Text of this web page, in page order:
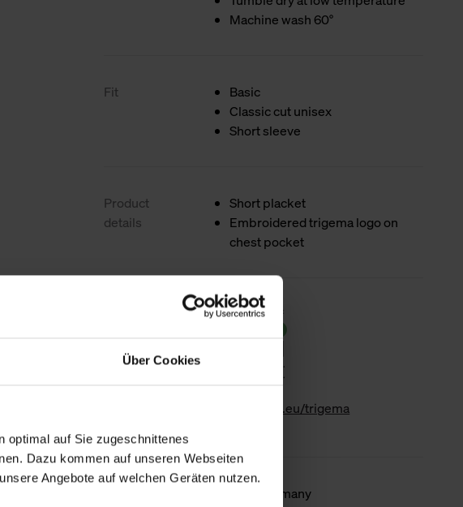
Über Cookies
optimal auf Sie zugeschnittenes
Dazu kommen auf unseren Webseiten
Angebote auf welchen Geräten nutzen.
Machine wash 60°
Fit
Basic
Classic cut unisex
Short sleeve
Product
details
Short placket
Embroidered trigema logo on
chest pocket
www.gk-info.eu/trigema
Made in Germany